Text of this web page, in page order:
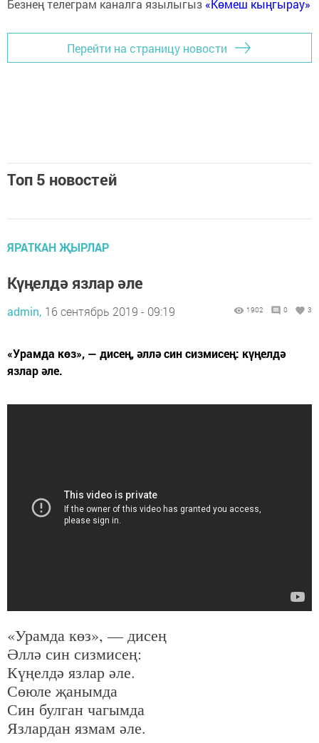
Безнең телеграм каналга язылыгыз «Көмеш кыңгырау»
Перейти на страницу новости
Топ 5 новостей
ЯРАТКАН ҖЫРЛАР
Күңелдә язлар әле
admin, 16 сентябрь 2019 - 09:19 1902 0 3
«Урамда көз», — дисең, әллә син сизмисең: күңелдә
язлар әле.
«Урамда көз», — дисең
Әллә син сизмисең:
Күңелдә язлар әле.
Сөюле җанымда
Син булган чагымда
Язлардан язмам әле.